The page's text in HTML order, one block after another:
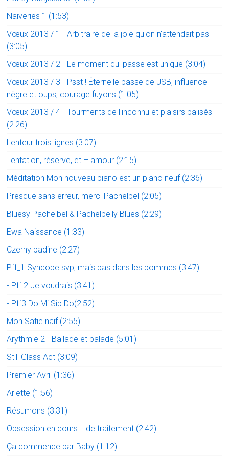
Naïveries 1 (1:53)
Vœux 2013 / 1 - Arbitraire de la joie qu'on n'attendait pas
(3:05)
Vœux 2013 / 2 - Le moment qui passe est unique (3:04)
Vœux 2013 / 3 - Psst ! Éternelle basse de JSB, influence
nègre et oups, courage fuyons (1:05)
Vœux 2013 / 4 - Tourments de l'inconnu et plaisirs balisés
(2:26)
Lenteur trois lignes (3:07)
Tentation, réserve, et – amour (2:15)
Méditation Mon nouveau piano est un piano neuf (2:36)
Presque sans erreur, merci Pachelbel (2:05)
Bluesy Pachelbel & Pachelbelly Blues (2:29)
Ewa Naissance (1:33)
Czerny badine (2:27)
Pff_1 Syncope svp, mais pas dans les pommes (3:47)
- Pff 2 Je voudrais (3:41)
- Pff3 Do Mi Sib Do(2:52)
Mon Satie naïf (2:55)
Arythmie 2 - Ballade et balade (5:01)
Still Glass Act (3:09)
Premier Avril (1:36)
Arlette (1:56)
Résumons (3:31)
Obsession en cours ...de traitement (2:42)
Ça commence par Baby (1:12)